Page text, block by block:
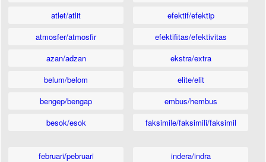
atlet/atlit
atmosfer/atmosfir
azan/adzan
belum/belom
bengep/bengap
besok/esok
efektif/efektip
efektifitas/efektivitas
ekstra/extra
elite/elit
embus/hembus
faksimile/faksimili/faksimil
februari/pebruari
indera/indra